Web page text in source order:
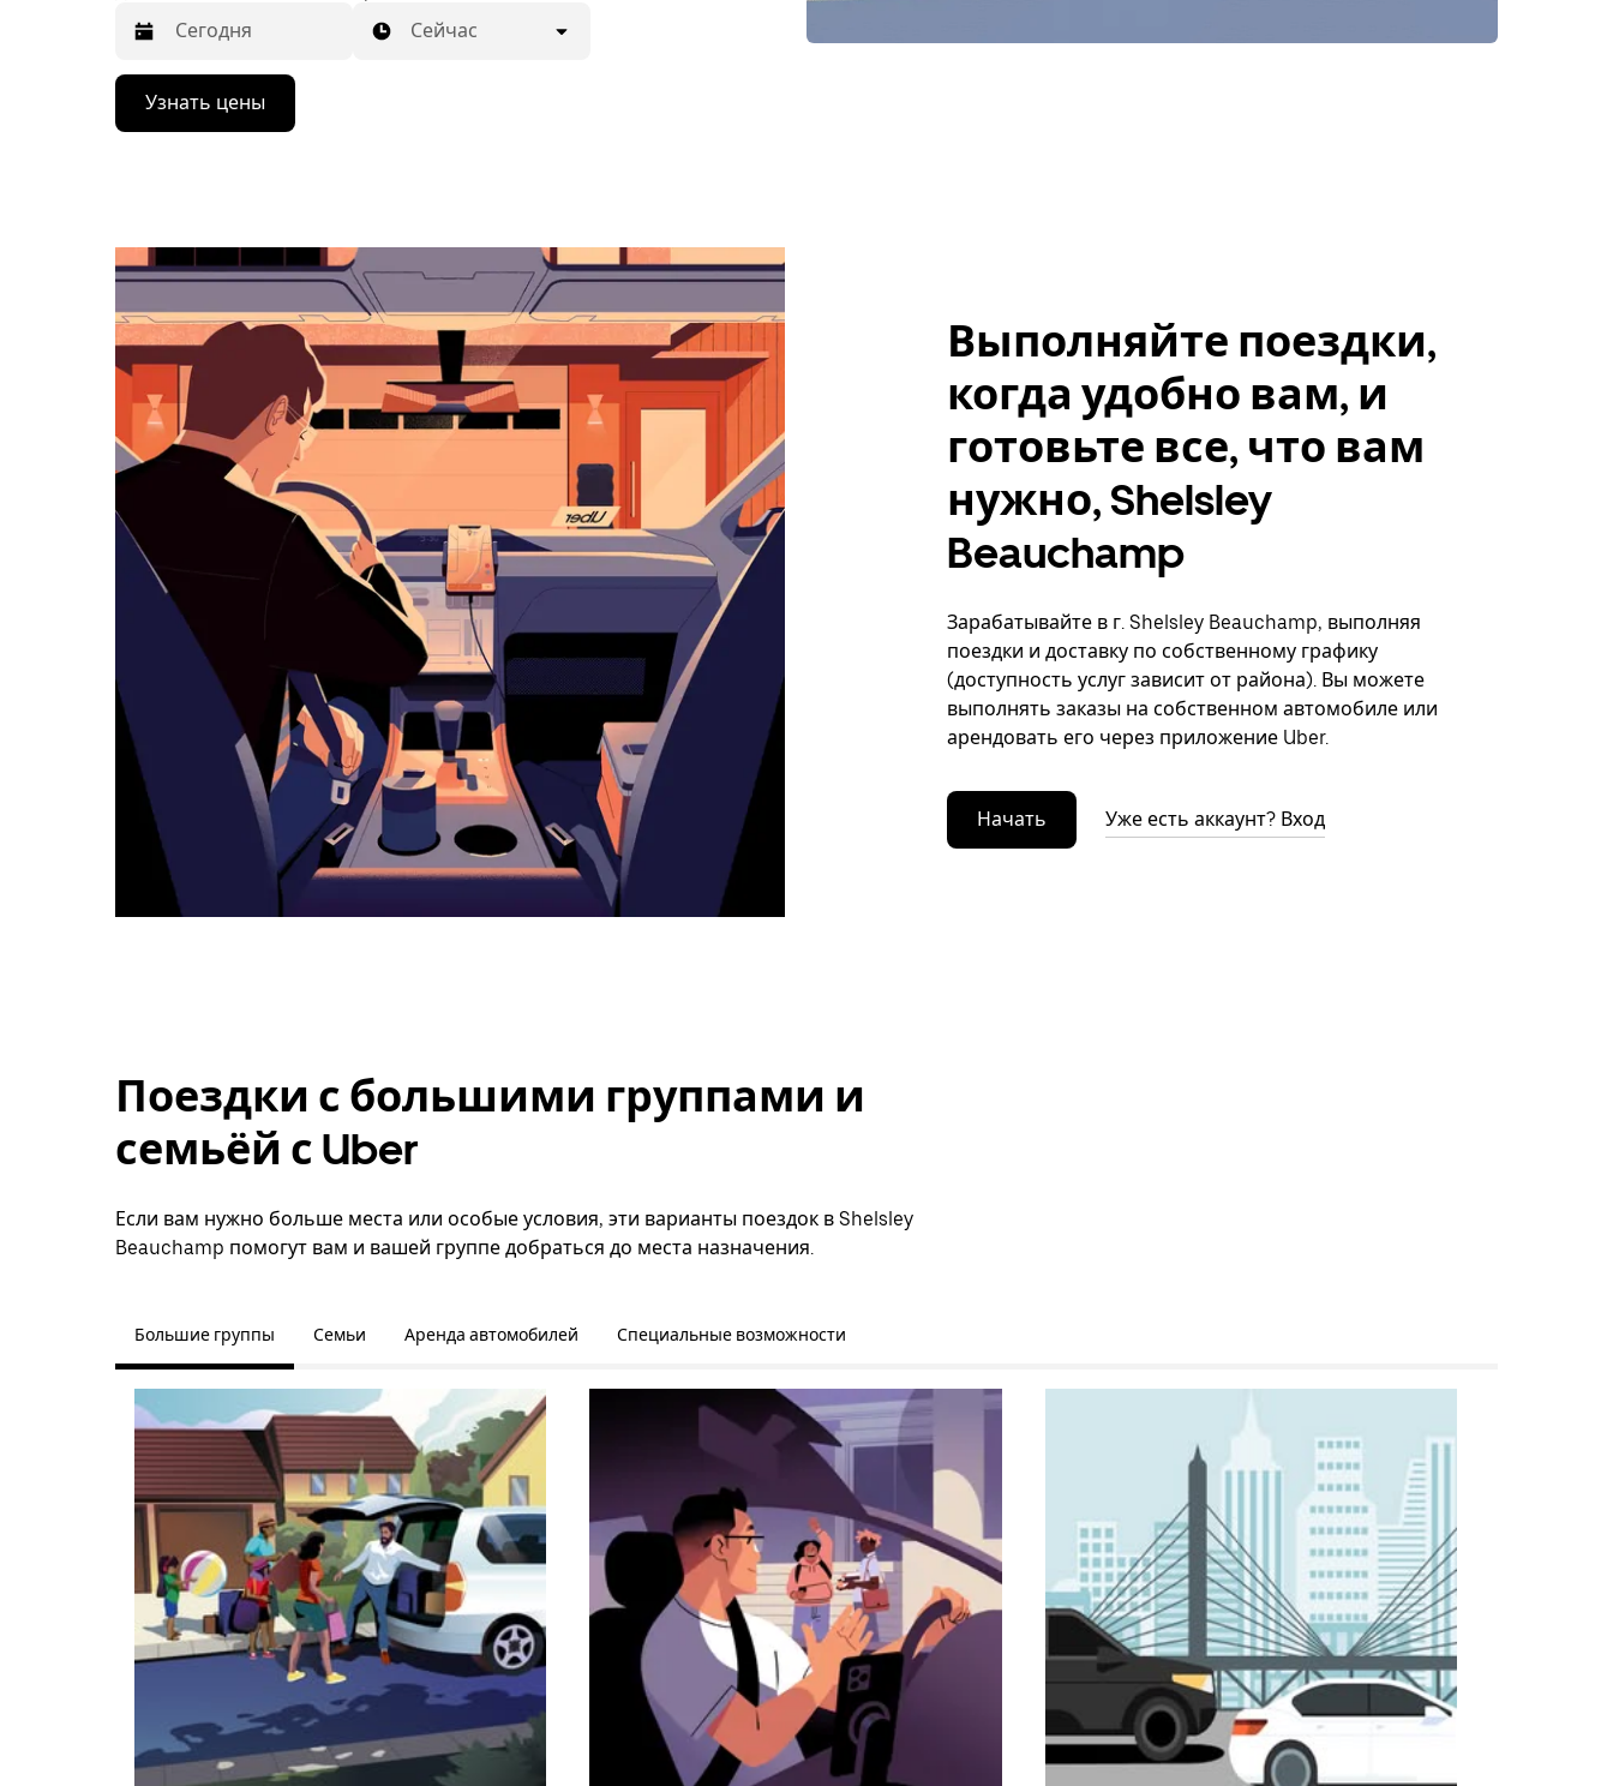
Нажмите
стрелку
вниз,
выбрать
дату.
закрыть
календарь,
нажмите
Esc.
Сейчас
Узнать цены
Выполняйте поездки,
когда удобно вам, и
готовьте все, что вам
нужно, Shelsley
Beauchamp
Зарабатывайте в г. Shelsley Beauchamp, выполняя
поездки и доставку по собственному графику
(доступность услуг зависит от района). Вы можете
выполнять заказы на собственном автомобиле или
арендовать его через приложение Uber.
Начать Уже есть аккаунт? Вход
Поездки с большими группами и
семьёй с Uber
Если вам нужно больше места или особые условия, эти варианты поездок в Shelsley
Beauchamp помогут вам и вашей группе добраться до места назначения.
Большие группы Семьи Аренда автомобилей Специальные возможности